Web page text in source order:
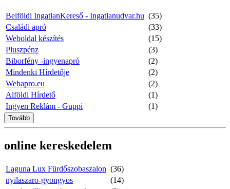
Belföldi IngatlanKereső - Ingatlanudvar.hu (35)
Családi apró
(33)
Weboldal készítés
(15)
Pluszpénz
(3)
Biborfény -ingyenapró
(2)
Mindenki Hírdetője
(2)
Webapro.eu
(2)
Alföldi Hírdető
(1)
Ingyen Reklám - Guppi
(1)
Tovább
online kereskedelem
Laguna Lux Fürdőszobaszalon (36)
nyilaszaro-gyongyos
(14)